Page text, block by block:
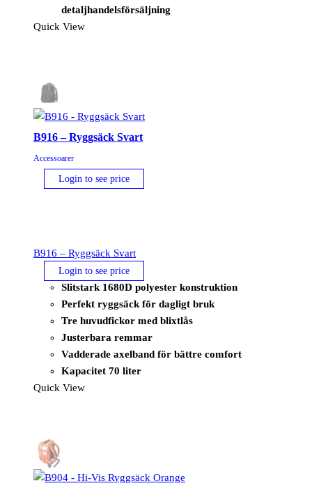
detaljhandelsförsäljning
Quick View
B916 – Ryggsäck Svart
Accessoarer
Login to see price
B916 – Ryggsäck Svart
Login to see price
Slitstark 1680D polyester konstruktion
Perfekt ryggsäck för dagligt bruk
Tre huvudfickor med blixtlås
Justerbara remmar
Vadderade axelband för bättre comfort
Kapacitet 70 liter
Quick View